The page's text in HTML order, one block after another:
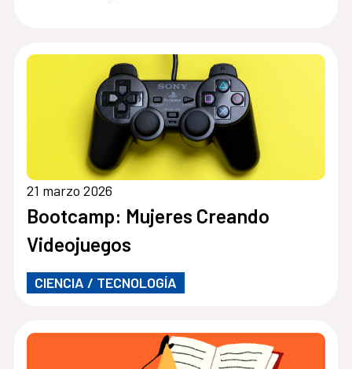
21 marzo 2026
Bootcamp: Mujeres Creando
Videojuegos
CIENCIA / TECNOLOGÍA